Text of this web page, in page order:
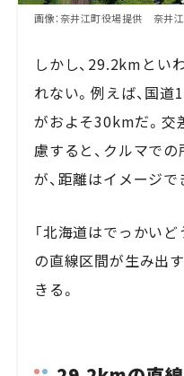
画像：奈井江町役場提供 奈井
しかし、29.2kmとい
れない。例えば、国
がおよそ30kmだ。交
慮すると、クルマで
が、距離はイメージで
「北海道はでっかい
の直線区間が生み出
きる。